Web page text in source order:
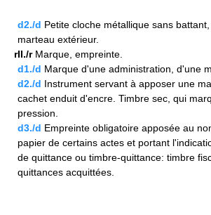
d2./d Petite cloche métallique sans
marteau extérieur.
rII./rMarque, empreinte.
d1./d Marque d'une administration, d'une
d2./d Instrument servant à apposer une
cachet enduit d'encre. Timbre sec, qui
pression.
d3./d Empreinte obligatoire apposée au
papier de certains actes et portant
de quittance ou timbre-quittance: timbre
quittances acquittées.